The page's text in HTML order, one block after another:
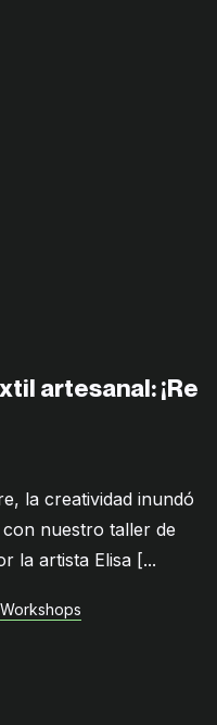
artesanal: ¡Re
la creatividad inundó
nuestro taller de
la artista Elisa [...
Workshops